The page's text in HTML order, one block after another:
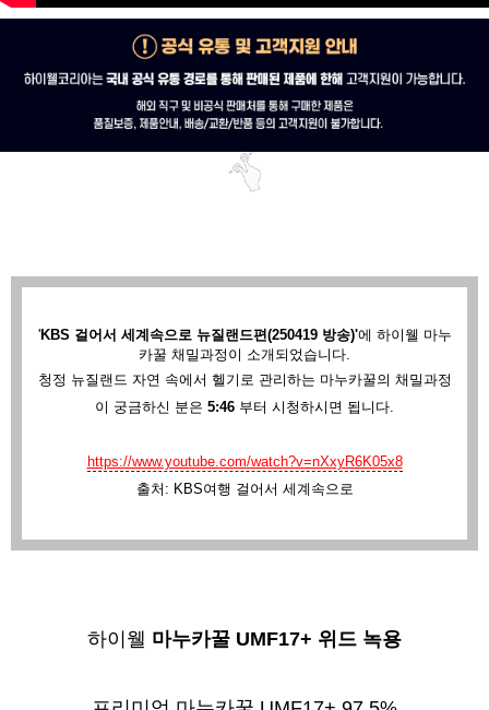
'KBS 걸어서 세계속으로 뉴질랜드편(250419 방송)'에 하이웰 마누
카꿀 채밀과정이 소개되었습니다.
청정 뉴질랜드 자연 속에서 헬기로 관리하는 마누카꿀의 채밀과정
이 궁금하신 분은 5:46 부터 시청하시면 됩니다.
https://www.youtube.com/watch?v=nXxyR6K05x8
출처: KBS여행 걸어서 세계속으로
하이웰 마누카꿀 UMF17+ 위드 녹용